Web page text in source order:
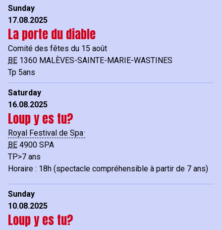
Sunday
17.08.2025
La porte du diable
Comité des fêtes du 15 août
BE 1360 MALÈVES-SAINTE-MARIE-WASTINES
Tp 5ans
Saturday
16.08.2025
Loup y es tu?
Royal Festival de Spa
BE 4900 SPA
TP>7 ans
Horaire : 18h (spectacle compréhensible à partir de 7 ans)
Sunday
10.08.2025
Loup y es tu?